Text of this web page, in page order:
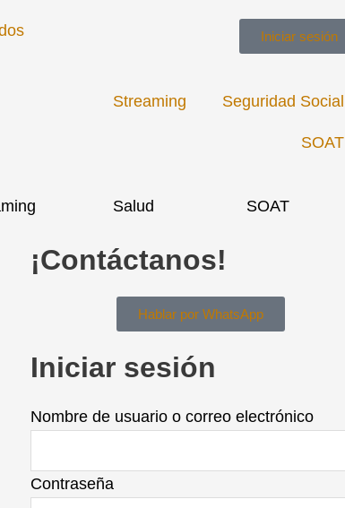
Iniciar sesión
Streaming Seguridad Social
SOAT
Salud SOAT
¡Contáctanos!
Hablar por WhatsApp
Iniciar sesión
Nombre de usuario o correo electrónico
Contraseña